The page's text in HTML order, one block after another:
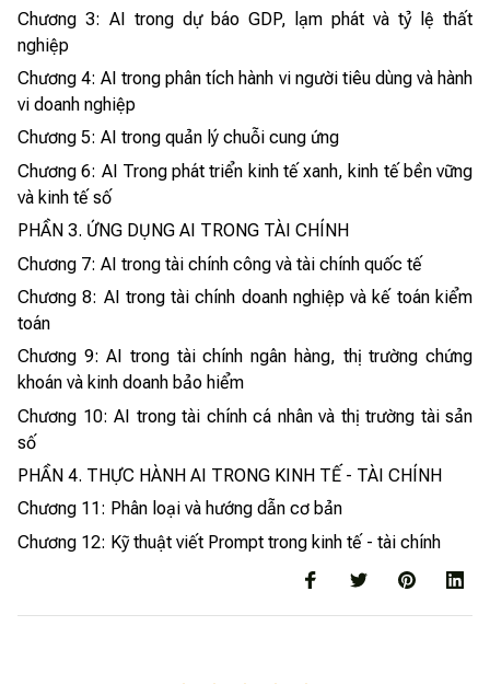
Chương 3: AI trong dự báo GDP, lạm phát và tỷ lệ thất
nghiệp
Chương 4: AI trong phân tích hành vi người tiêu dùng và hành
vi doanh nghiệp
Chương 5: AI trong quản lý chuỗi cung ứng
Chương 6: AI Trong phát triển kinh tế xanh, kinh tế bền vững
và kinh tế số
PHẦN 3. ỨNG DỤNG AI TRONG TÀI CHÍNH
Chương 7: AI trong tài chính công và tài chính quốc tế
Chương 8: AI trong tài chính doanh nghiệp và kế toán kiểm
toán
Chương 9: AI trong tài chính ngân hàng, thị trường chứng
khoán và kinh doanh bảo hiểm
Chương 10: AI trong tài chính cá nhân và thị trường tài sản
số
PHẦN 4. THỰC HÀNH AI TRONG KINH TẾ - TÀI CHÍNH
Chương 11: Phân loại và hướng dẫn cơ bản
Chương 12: Kỹ thuật viết Prompt trong kinh tế - tài chính